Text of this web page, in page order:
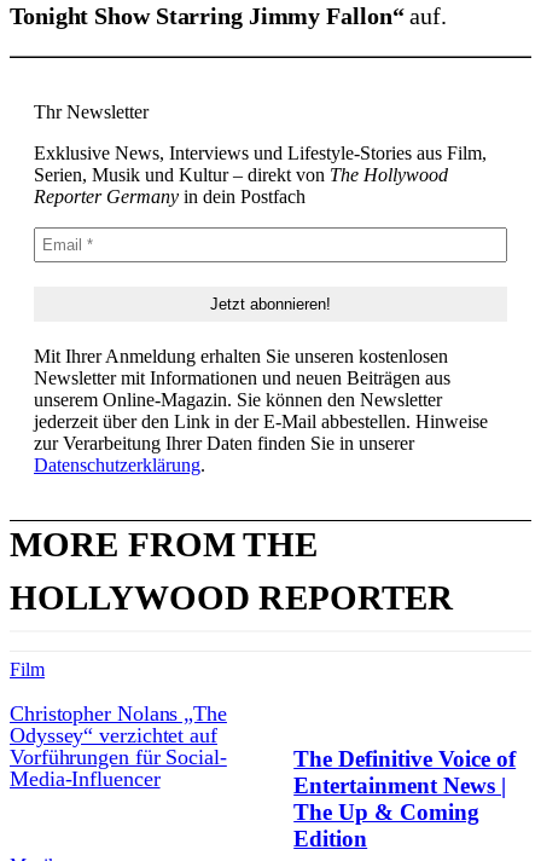
Tonight Show Starring Jimmy Fallon“auf.
Thr Newsletter
Exklusive News, Interviews und Lifestyle-Stories aus Film,
Serien, Musik und Kultur – direkt von The Hollywood
Reporter Germany in dein Postfach
Mit Ihrer Anmeldung erhalten Sie unseren kostenlosen
Newsletter mit Informationen und neuen Beiträgen aus
unserem Online-Magazin. Sie können den Newsletter
jederzeit über den Link in der E-Mail abbestellen. Hinweise
zur Verarbeitung Ihrer Daten finden Sie in unserer
Datenschutzerklärung.
MORE FROM THE
HOLLYWOOD REPORTER
Film
Christopher Nolans „The
Odyssey“ verzichtet auf
Vorführungen für Social-
Media-Influencer
The Definitive Voice of
Entertainment News |
The Up & Coming
Edition